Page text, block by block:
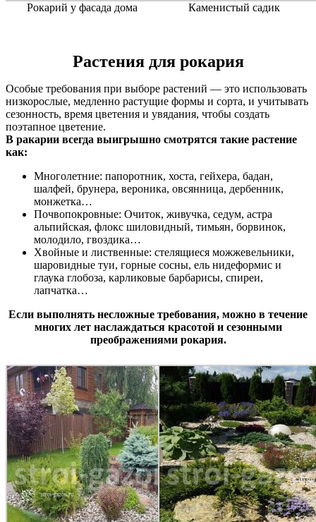
Рокарий у фасада дома Каменистый садик
Растения для рокария
Особые требования при выборе растений — это использовать
низкорослые, медленно растущие формы и сорта, и учитывать
сезонность, время цветения и увядания, чтобы создать
поэтапное цветение.
В ракарии всегда выигрышно смотрятся такие растение
как:
Многолетние: папоротник, хоста, гейхера, бадан,
шалфей, брунера, вероника, овсянница, дербенник,
монжетка…
Почвопокровные: Очиток, живучка, седум, астра
альпийская, флокс шиловидный, тимьян, борвинок,
молодило, гвоздика…
Хвойные и лиственные: стелящиеся можжевельники,
шаровидные туи, горные сосны, ель нидеформис и
глаука глобоза, карликовые барбарисы, спиреи,
лапчатка…
Если выполнять несложные требования, можно в течение
многих лет наслаждаться красотой и сезонными
преображениями рокария.